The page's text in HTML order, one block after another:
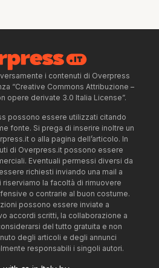
i contenuti di Overpress
“Creative Commons Attribuzione –
opere derivate 3.0 Italia License”.
possono essere utilizzati citando
fonte. Si prega di inserire inoltre un
o alla pagina dell’articolo. In
di Overpress.it possono essere
Eventuali permessi diversi da
richiesti inviando una mail a
riserviamo la facoltà di rimuovere
o contrarie al buon costume.
possono essere inviate a
accordi scritti, la collaborazione a
del tutto gratuita e non
degli articoli e degli annunci
responsabili i singoli autori.